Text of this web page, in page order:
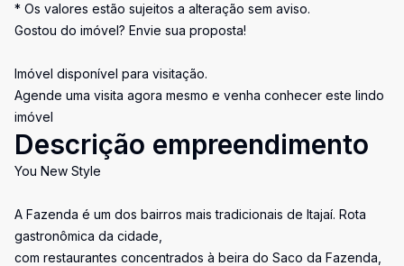
* Os valores estão sujeitos a alteração sem aviso.
Gostou do imóvel? Envie sua proposta!
Imóvel disponível para visitação.
Agende uma visita agora mesmo e venha conhecer este lindo
imóvel
Descrição empreendimento
You New Style
A Fazenda é um dos bairros mais tradicionais de Itajaí. Rota
gastronômica da cidade,
com restaurantes concentrados à beira do Saco da Fazenda,